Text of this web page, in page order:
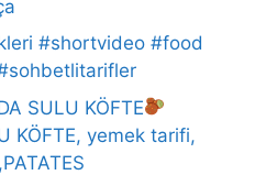
#shortvideo #food
SULU KÖFTE
KÖFTE, yemek tarifi,